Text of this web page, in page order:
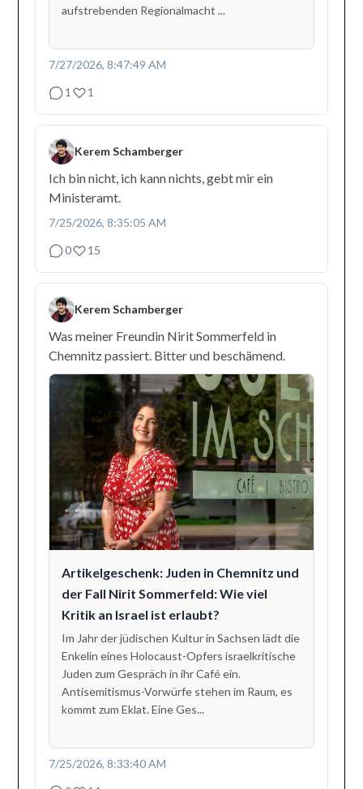
aufstrebenden Regionalmacht ...
7/27/2026, 8:47:49 AM
1
1
Kerem Schamberger
Ich bin nicht, ich kann nichts, gebt mir ein
Ministeramt.
7/25/2026, 8:35:05 AM
0
15
Kerem Schamberger
Was meiner Freundin Nirit Sommerfeld in
Chemnitz passiert. Bitter und beschämend.
Artikelgeschenk: Juden in Chemnitz und
der Fall Nirit Sommerfeld: Wie viel
Kritik an Israel ist erlaubt?
Im Jahr der jüdischen Kultur in Sachsen lädt die
Enkelin eines Holocaust-Opfers israelkritische
Juden zum Gespräch in ihr Café ein.
Antisemitismus-Vorwürfe stehen im Raum, es
kommt zum Eklat. Eine Ges...
7/25/2026, 8:33:40 AM